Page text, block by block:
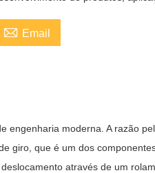
 Email
engenharia moderna. A razão
giro, que é um dos
através de um